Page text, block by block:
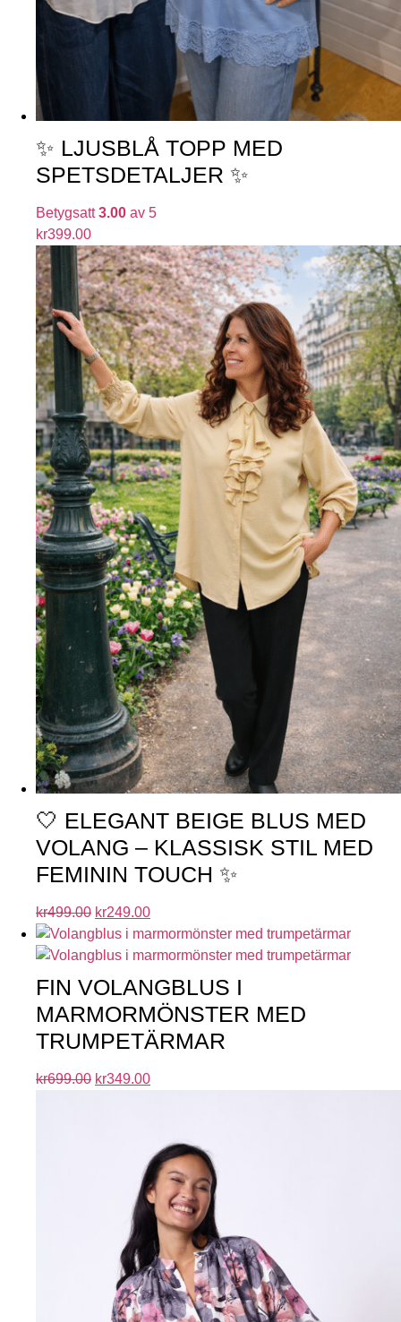
✨ LJUSBLÅ TOPP MED
SPETSDETALJER ✨
Betygsatt3.00 av 5
kr399.00
🤍 ELEGANT BEIGE BLUS MED
VOLANG – KLASSISK STIL MED
FEMININ TOUCH ✨
kr499.00 kr249.00
FIN VOLANGBLUS I
MARMORMÖNSTER MED
TRUMPETÄRMAR
kr699.00 kr349.00